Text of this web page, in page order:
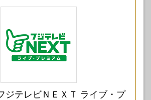
ジテレビＮＥＸＴ ライブ・プ